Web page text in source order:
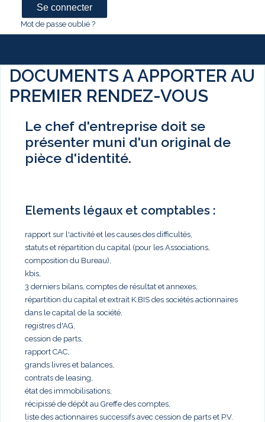
Mot de passe oublié ?
DOCUMENTS A APPORTER AU
PREMIER RENDEZ-VOUS
Le chef d'entreprise doit se
présenter muni d'un original de
pièce d'identité.
Elements légaux et comptables :
rapport sur l'activité et les causes des difficultés,
statuts et répartition du capital (pour les Associations,
composition du Bureau),
kbis,
3 derniers bilans, comptes de résultat et annexes,
répartition du capital et extrait K.BIS des sociétés actionnaires
dans le capital de la société,
registres d'AG,
cession de parts,
rapport CAC,
grands livres et balances,
contrats de leasing,
état des immobilisations,
récipissé de dépôt au Greffe des comptes,
liste des actionnaires successifs avec cession de parts et P.V.